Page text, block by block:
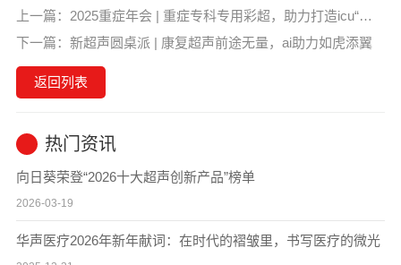
上一篇： 2025重症年会 | 重症专科专用彩超，助力打造icu“新质生产力”
下一篇： 新超声圆桌派 | 康复超声前途无量，ai助力如虎添翼
返回列表
热门资讯
向日葵荣登“2026十大超声创新产品”榜单
2026-03-19
华声医疗2026年新年献词：在时代的褶皱里，书写医疗的微光